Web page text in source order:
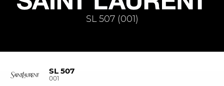
SL 507 (001)
SL 507
001